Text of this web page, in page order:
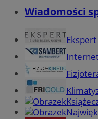
Wiadomości